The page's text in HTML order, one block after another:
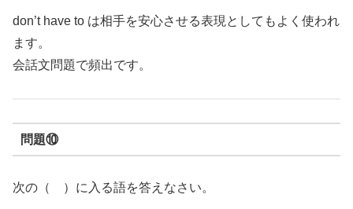
don’t have to は相手を安心させる表現としてもよく使われ
ます。
会話文問題で頻出です。
問題⑩
次の（ ）に入る語を答えなさい。